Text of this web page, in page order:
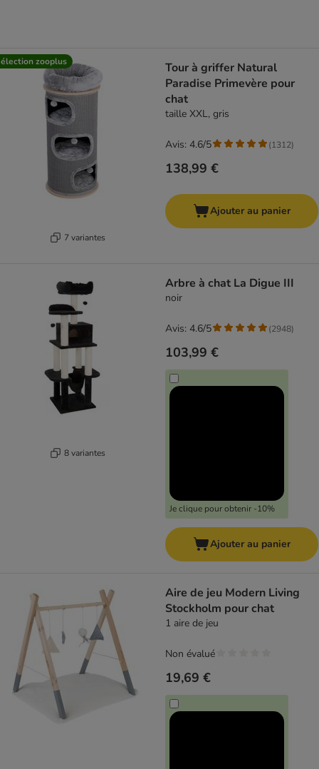
zooplus
7 variantes
Tour à griffer Natural
Paradise Primevère pour
chat
taille XXL, gris
138,99 €
Avis: 4.6/5 (1312)
Ajouter au panier
8 variantes
Arbre à chat La Digue III
noir
103,99 €
Je clique pour obtenir -10%
Avis: 4.6/5 (2948)
Ajouter au panier
Aire de jeu Modern Living
Stockholm pour chat
1 aire de jeu
19,69 €
Non évalué